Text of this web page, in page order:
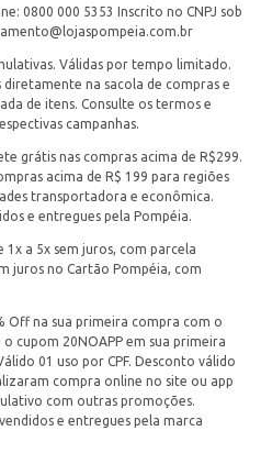
0800 000 5353 Inscrito no CNPJ sob
Válidas por tempo limitado.
na sacola de compras e
de itens. Consulte os termos e
campanhas.
grátis nas compras acima de R$299.
acima de R$ 199 para regiões
transportadora e econômica.
e entregues pela Pompéia.
1x a 5x sem juros, com parcela
juros no Cartão Pompéia, com
Off na sua primeira compra com o
o cupom 20NOAPP em sua primeira
01 uso por CPF. Desconto válido
compra online no site ou app
com outras promoções.
e entregues pela marca